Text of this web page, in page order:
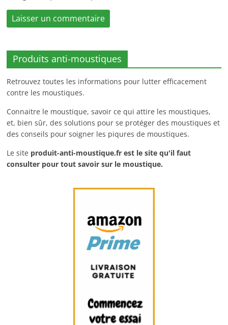
Produits anti-moustiques
Retrouvez toutes les informations pour lutter efficacement
contre les moustiques.
Connaitre le moustique, savoir ce qui attire les moustiques,
et, bien sûr, des solutions pour se protéger des moustiques et
des conseils pour soigner les piqures de moustiques.
Le site produit-anti-moustique.fr est le site qu'il faut
consulter pour tout savoir sur le moustique.